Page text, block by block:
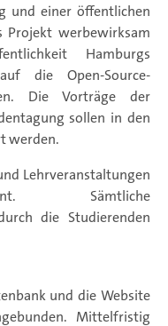
und einer öffentlichen
Projekt werbewirksam
Hamburgs
die Open-Source-
Die Vorträge der
sollen in den
werden.
Lehrveranstaltungen
Sämtliche
die Studierenden
und die Website
Mittelfristig